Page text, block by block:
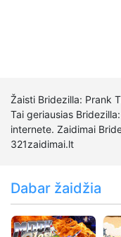
Žaisti Bridezilla: Prank
Tai geriausias
internete. Zaidimai
321zaidimai.lt
Dabar žaidžia